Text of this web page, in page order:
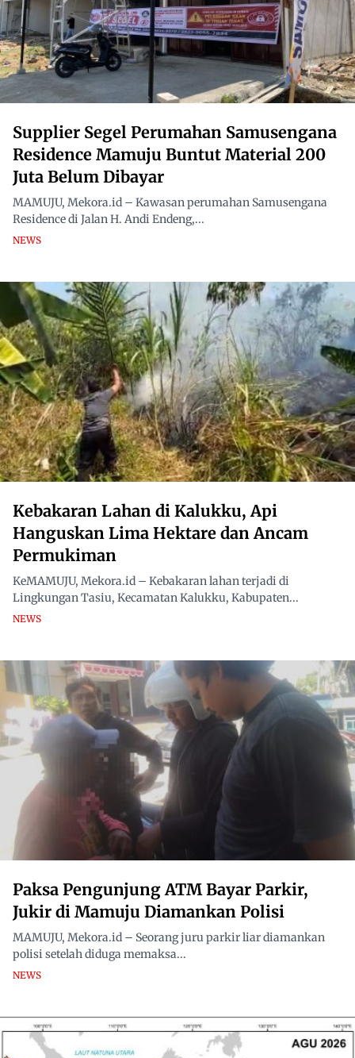
Supplier Segel Perumahan Samusengana
Residence Mamuju Buntut Material 200
Juta Belum Dibayar
MAMUJU, Mekora.id – Kawasan perumahan Samusengana
Residence di Jalan H. Andi Endeng,...
NEWS
Kebakaran Lahan di Kalukku, Api
Hanguskan Lima Hektare dan Ancam
Permukiman
KeMAMUJU, Mekora.id – Kebakaran lahan terjadi di
Lingkungan Tasiu, Kecamatan Kalukku, Kabupaten...
NEWS
Paksa Pengunjung ATM Bayar Parkir,
Jukir di Mamuju Diamankan Polisi
MAMUJU, Mekora.id – Seorang juru parkir liar diamankan
polisi setelah diduga memaksa...
NEWS